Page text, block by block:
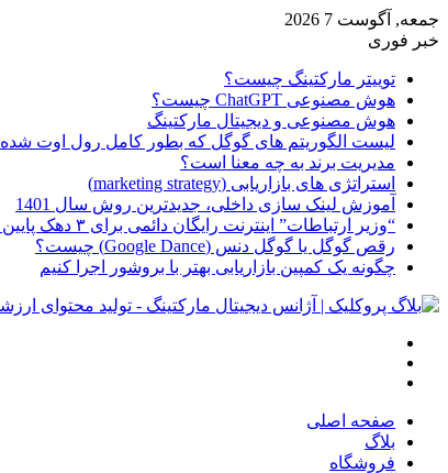
جمعه, آگوست 7 2026
خبر فوری
توییتر مارکتینگ چیست؟
هوش مصنوعی ChatGPT چیست؟
هوش مصنوعی و دیجیتال مارکتینگ
لیست الگوریتم های گوگل که بطور کامل رول اوت شده
مدیریت برند به چه معنا است؟
استراتژی های بازاریابی (marketing strategy)
آموزش لینک سازی داخلی، جدیدترین روش سال 1401
“وزیر ارتباطات” اینترنت رایگان دائمی برای ۳ دهک پایین جامعه از امروز ارائه شده
رقص گوگل یا گوگل دنس (Google Dance) چیست؟
چگونه یک کمپین بازاریابی بهتر با بروشور اجرا کنیم
صفحه اصلی
بلاگ
فروشگاه